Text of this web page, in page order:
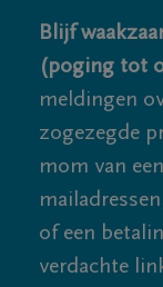
Blijf
(poging tot
meldingen
zogezegde
mom van
of een
verdachte